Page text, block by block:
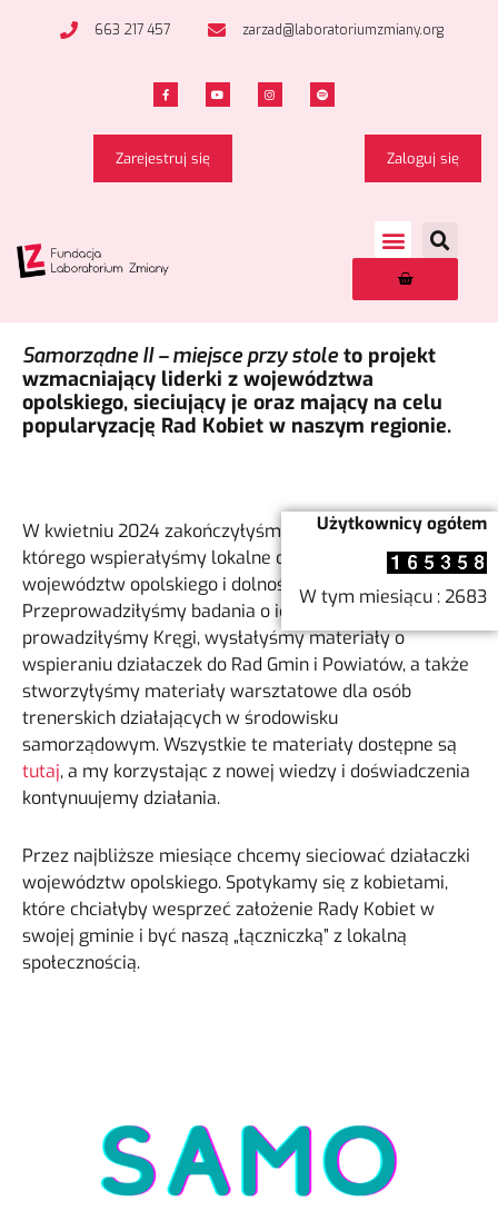
663 217 457 zarzad@laboratoriumzmiany.org
Zarejestruj się Zaloguj się
Samorządne II – miejsce przy stoleto projekt
wzmacniający liderki z województwa
opolskiego, sieciujący je oraz mający na celu
popularyzację Rad Kobiet w naszym regionie.
W kwietniu 2024 zakończyłyśmy projekt, podczas
którego wspierałyśmy lokalne działaczki z
województw opolskiego i dolnośląskiego.
Przeprowadziłyśmy badania o ich sytuacji i potrzebach,
prowadziłyśmy Kręgi, wysłałyśmy materiały o
wspieraniu działaczek do Rad Gmin i Powiatów, a także
stworzyłyśmy materiały warsztatowe dla osób
trenerskich działających w środowisku
samorządowym. Wszystkie te materiały dostępne są
tutaj, a my korzystając z nowej wiedzy i doświadczenia
kontynuujemy działania.
Przez najbliższe miesiące chcemy sieciować działaczki
województw opolskiego. Spotykamy się z kobietami,
które chciałyby wesprzeć założenie Rady Kobiet w
swojej gminie i być naszą „łączniczką” z lokalną
społecznością.
Użytkownicy ogółem
W tym miesiącu : 2683